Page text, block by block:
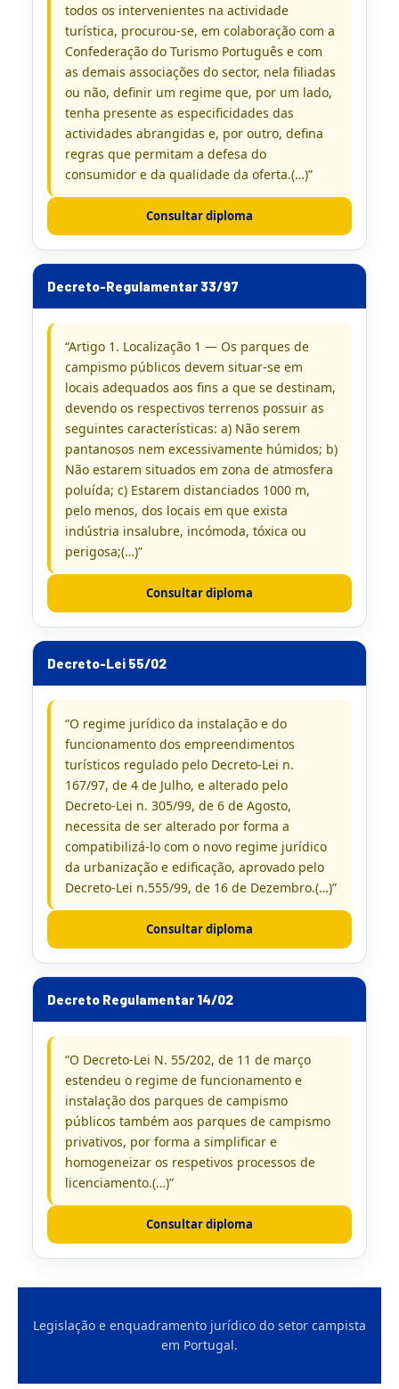
todos os intervenientes na actividade
turística, procurou-se, em colaboração com a
Confederação do Turismo Português e com
as demais associações do sector, nela filiadas
ou não, definir um regime que, por um lado,
tenha presente as especificidades das
actividades abrangidas e, por outro, defina
regras que permitam a defesa do
consumidor e da qualidade da oferta.(…)”
Consultar diploma
Decreto-Regulamentar 33/97
“Artigo 1. Localização 1 — Os parques de
campismo públicos devem situar-se em
locais adequados aos fins a que se destinam,
devendo os respectivos terrenos possuir as
seguintes características: a) Não serem
pantanosos nem excessivamente húmidos; b)
Não estarem situados em zona de atmosfera
poluída; c) Estarem distanciados 1000 m,
pelo menos, dos locais em que exista
indústria insalubre, incómoda, tóxica ou
perigosa;(…)”
Consultar diploma
Decreto-Lei 55/02
“O regime jurídico da instalação e do
funcionamento dos empreendimentos
turísticos regulado pelo Decreto-Lei n.
167/97, de 4 de Julho, e alterado pelo
Decreto-Lei n. 305/99, de 6 de Agosto,
necessita de ser alterado por forma a
compatibilizá-lo com o novo regime jurídico
da urbanização e edificação, aprovado pelo
Decreto-Lei n.555/99, de 16 de Dezembro.(…)”
Consultar diploma
Decreto Regulamentar 14/02
“O Decreto-Lei N. 55/202, de 11 de março
estendeu o regime de funcionamento e
instalação dos parques de campismo
públicos também aos parques de campismo
privativos, por forma a simplificar e
homogeneizar os respetivos processos de
licenciamento.(…)”
Consultar diploma
Legislação e enquadramento jurídico do setor campista
em Portugal.